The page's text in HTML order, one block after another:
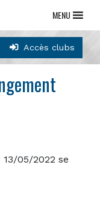
Accès clubs
MENU
13/05/2022 se